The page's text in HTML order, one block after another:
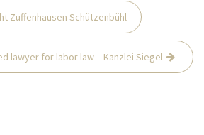
Zuffenhausen Schützenbühl
lawyer for labor law – Kanzlei Siegel